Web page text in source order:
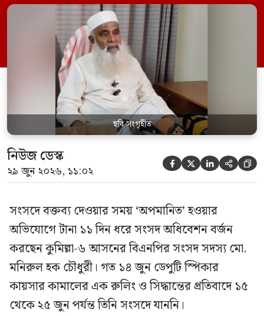
রুলিং ও সিদ্ধান্তের প্রতিবাদে ১৫ থেকে ২৫ জুন
পর্যন্ত তিনি সংসদে যাননি। মনিরুল হক চৌধুরী
বলেন, ‘আমাকে সংসদে অপমান করা হয়েছে।
স্পিকার ফোন […]
ছবি সংগৃহীত
নিউজ ডেস্ক
২৯ জুন ২০২৬, ১১:০২     
সংসদে বক্তব্য দেওয়ার সময় ‘অপমানিত’ হওয়ার
অভিযোগে টানা ১১ দিন ধরে সংসদ অধিবেশন বর্জন
করছেন কুমিল্লা-৬ আসনের বিএনপির সংসদ সদস্য মো.
মনিরুল হক চৌধুরী। গত ১৪ জুন ডেপুটি স্পিকার
কায়সার কামালের এক রুলিং ও সিদ্ধান্তের প্রতিবাদে ১৫
থেকে ২৫ জুন পর্যন্ত তিনি সংসদে যাননি।